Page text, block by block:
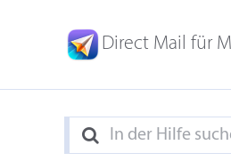
Direct Mail für